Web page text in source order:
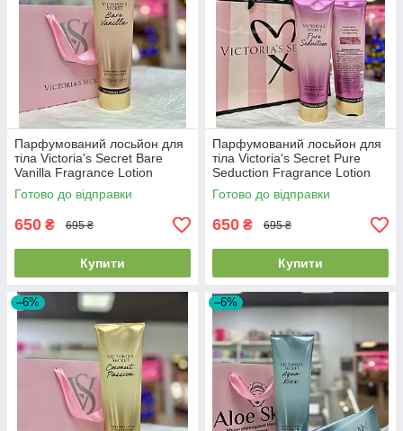
Парфумований лосьйон для
тіла Victoria's Secret Bare
Vanilla Fragrance Lotion
236ml
Готово до відправки
650 ₴ 695 ₴
Купити
Парфумований лосьйон для
тіла Victoria's Secret Pure
Seduction Fragrance Lotion
236ml
Готово до відправки
650 ₴ 695 ₴
Купити
–6% –6%